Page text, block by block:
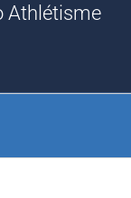
Athlétisme